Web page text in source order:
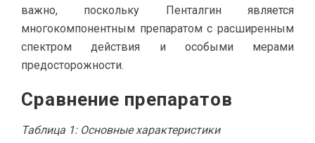
важно, поскольку Пенталгин является
многокомпонентным препаратом с расширенным
спектром действия и особыми мерами
предосторожности.
Сравнение препаратов
Таблица 1: Основные характеристики